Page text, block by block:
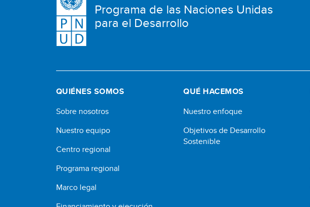
Programa de las Naciones Unidas
para el Desarrollo
QUIÉNES SOMOS
Sobre nosotros
Nuestro equipo
Centro regional
Programa regional
Marco legal
QUÉ HACEMOS
Nuestro enfoque
Objetivos de Desarrollo
Sostenible